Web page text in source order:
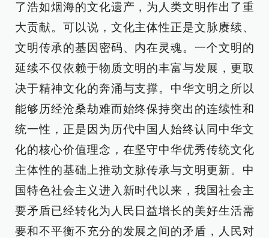
了浩如烟海的文化遗产，为人类文明作出了重
大贡献。可以说，文化主体性正是文脉赓续、
文明传承的基因密码、内在灵魂。一个文明的
延续不仅依赖于物质文明的丰富与发展，更取
决于精神文化的奔涌与支撑。中华文明之所以
能够历经沧桑劫难而始终保持突出的连续性和
统一性，正是因为历代中国人始终认同中华文
化的核心价值理念，在坚守中华优秀传统文化
主体性的基础上推动文脉传承与文明更新。中
国特色社会主义进入新时代以来，我国社会主
要矛盾已经转化为人民日益增长的美好生活需
要和不平衡不充分的发展之间的矛盾，人民对